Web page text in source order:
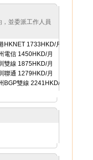
並委派工作人員
HKNET 1733HKD/月
電信 1450HKD/月
雙線 1875HKD/月
聯通 1279HKD/月
BGP雙線 2241HKD/